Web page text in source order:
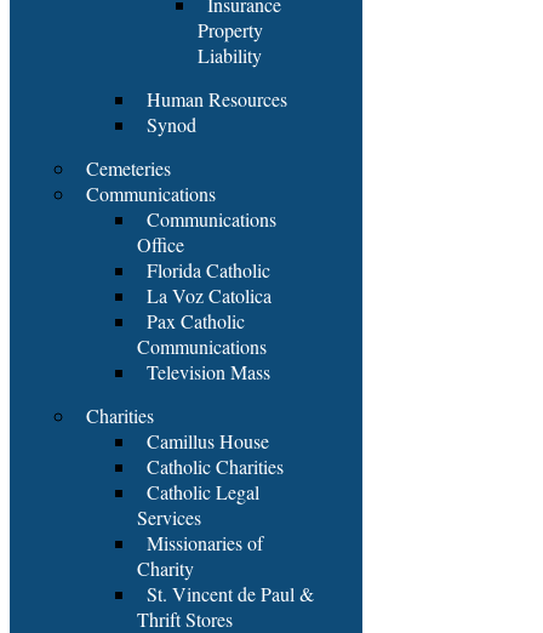
Property
Liability
Human Resources
Synod
Cemeteries
Communications
Communications
Office
Florida Catholic
La Voz Catolica
Pax Catholic
Communications
Television Mass
Charities
Camillus House
Catholic Charities
Catholic Legal
Services
Missionaries of
Charity
St. Vincent de Paul &
Thrift Stores